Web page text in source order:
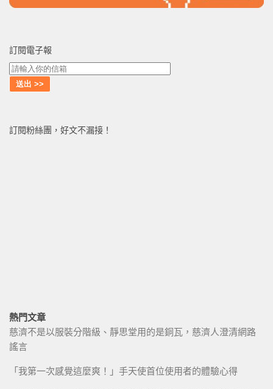
訂閱電子報
訂閱粉絲團，好文不漏接！
熱門文章
慈濟不是以服裝分階級、靜思堂用的是銅瓦，慈濟人澄清網路
謠言
「我第一次感覺這麼爽！」手天使首位使用者的體驗心得